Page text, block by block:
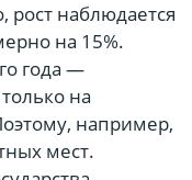
наблюдается
на 15%.
года —
на
например,
мест.